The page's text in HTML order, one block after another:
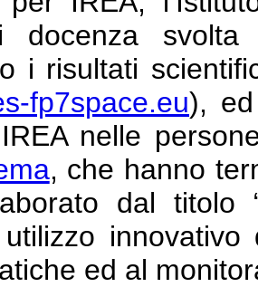
docenza
i risultati
fp7space.eu),
nelle
, che hanno
dal titolo
utilizzo
ed al